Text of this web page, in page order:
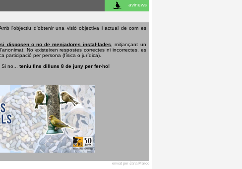
avinews
l'objectiu d'obtenir una visió objectiva i actual de com es
disposen o no de menjadores instal·lades, mitjançant un
No existeixen respostes correctes ni incorrectes, es
participació per persona (física o jurídica).
Si no... teniu fins dilluns 8 de juny per fer-ho!
enviat per Jana Marco